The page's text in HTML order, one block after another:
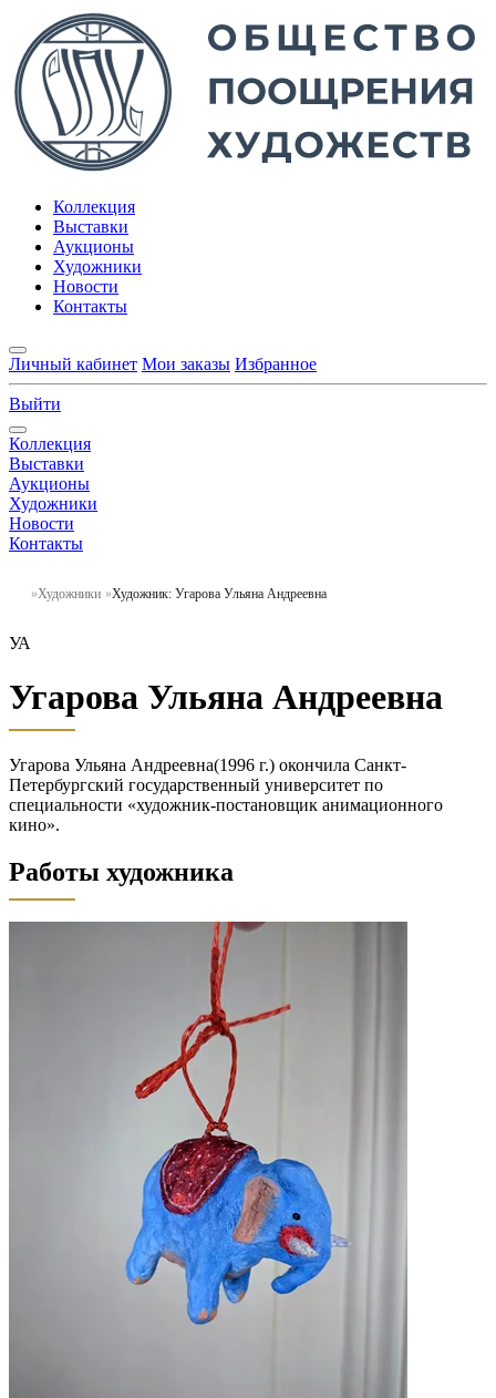
Коллекция
Выставки
Аукционы
Художники
Новости
Контакты
Личный кабинет Мои заказы Избранное
Выйти
Коллекция
Выставки
Аукционы
Художники
Новости
Контакты
Художники Художник: Угарова Ульяна Андреевна
УА
Угарова Ульяна Андреевна
Угарова Ульяна Андреевна(1996 г.) окончила Санкт-
Петербургский государственный университет по
специальности «художник-постановщик анимационного
кино».
Работы художника